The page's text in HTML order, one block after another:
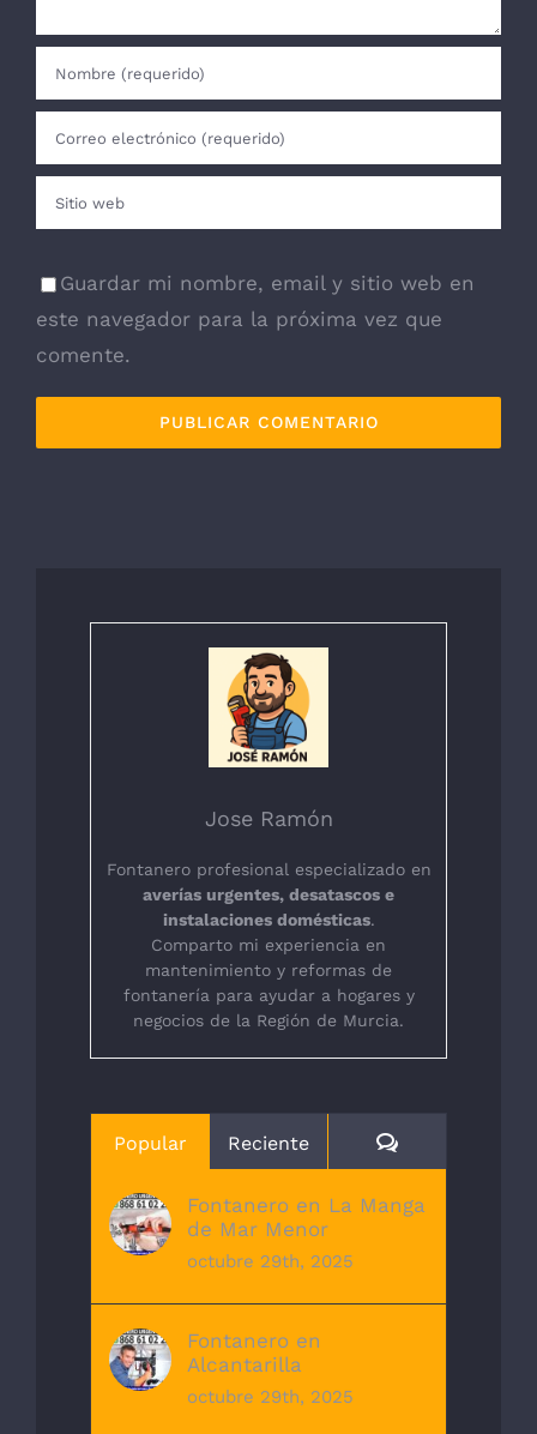
Guardar mi nombre, email y sitio web en
este navegador para la próxima vez que
comente.
Jose Ramón
Fontanero profesional especializado en
averías urgentes, desatascos e
instalaciones domésticas.
Comparto mi experiencia en
mantenimiento y reformas de
fontanería para ayudar a hogares y
negocios de la Región de Murcia.
Popular Reciente Comentarios
Fontanero en La Manga
de Mar Menor
octubre 29th, 2025
Fontanero en
Alcantarilla
octubre 29th, 2025